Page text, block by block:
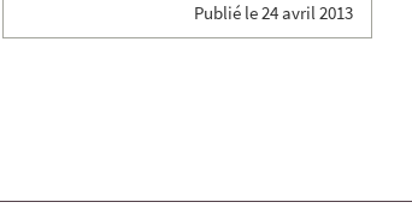
Publié le24 avril 2013